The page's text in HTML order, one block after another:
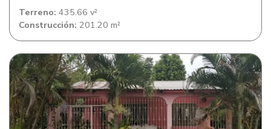
Terreno: 435.66 v²
Construcción: 201.20 m²